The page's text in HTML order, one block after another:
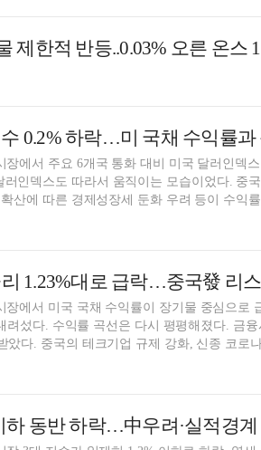
제한적 반등..0.03% 오른 온스
0.2% 하락…미 국채 수익률과
장에서 주요 6개국 통화 대비 미국 달러인덱
러인덱스도 따라서 움직이는 모습이었다. 중
산에 따른 경제성장세 둔화 우려 등이 수익
1.23%대로 급락…중국發 리
장에서 미국 국채 수익률이 장기물 중심으로
려섰다. 수익률 곡선은 다시 평평해졌다. 금
았다. 중국의 테크기업 규제 강화, 신종 코로
하 동반 하락…中우려·실적경